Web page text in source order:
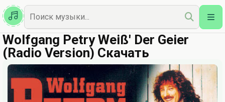
Казахская
Наш Топ
Wolfgang Petry Weiß' Der Geier
(Radio Version) Скачать